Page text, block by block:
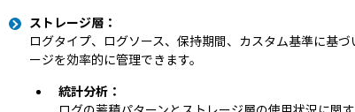
ストレージ層：
ログタイプ、ログソース、保持期間、カスタム基準に基
ージを効率的に管理できます。
統計分析：